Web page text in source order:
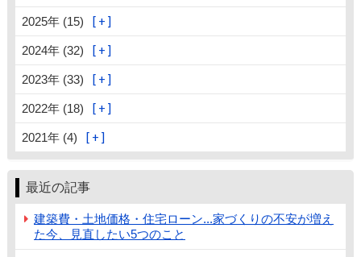
2025年 (15)
2024年 (32)
2023年 (33)
2022年 (18)
2021年 (4)
最近の記事
建築費・土地価格・住宅ローン...家づくりの不安が増え
た今、見直したい5つのこと